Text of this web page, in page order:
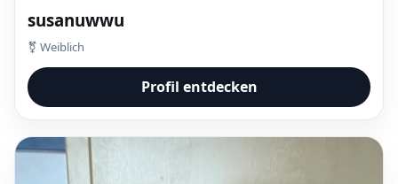
susanuwwu
⚧ Weiblich
Profil entdecken